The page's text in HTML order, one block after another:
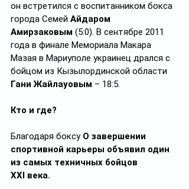
он встретился с воспитанником бокса
города Семей Айдаром
Амирзаковым (5:0). В сентябре 2011
года в финале Мемориала Макара
Мазая в Мариуполе украинец дрался с
бойцом из Кызылординской области
Гани Жайлауовым – 18:5.
Кто и где?
Благодаря боксу О завершении
спортивной карьеры объявил один
из самых техничных бойцов
XXI века.